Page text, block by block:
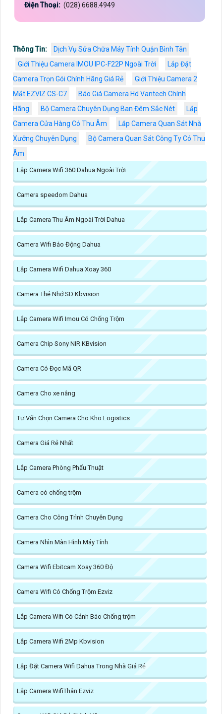
Điện Thoại: (028) 6688.4949
Thông Tin:
Dịch Vụ Sửa Chữa Máy Tính Quận Bình Tân
Giới Thiệu Camera IMOU IPC-F22P Ngoài Trời
Lắp Đặt
Camera Trọn Gói Chính Hãng Giá Rẻ
Giới Thiệu Camera 2
Mắt EZVIZ CS-C7
Báo Giá Camera Hd Vantech Chính
Hãng
Bộ Camera Chuyên Dụng Ban Đêm Sắc Nét
Lắp
Camera Cửa Hàng Có Thu Âm
Lắp Camera Quan Sát Nhà
Xưởng Chuyên Dụng
Bộ Camera Quan Sát Công Ty Có Thu
Âm
Lắp Camera Wifi 360 Dahua Ngoài Trời
Camera speedom Dahua
Lắp Camera Thu Âm Ngoài Trời Dahua
Camera Wifi Báo Động Dahua
Lắp Camera Wifi Dahua Xoay 360
Camera Thẻ Nhớ SD Kbvision
Lắp Camera Wifi Imou Có Chống Trộm
Camera Chip Sony NIR KBvision
Camera Có Đọc Mã QR
Camera Cho xe nâng
Tư Vấn Chọn Camera Cho Kho Logistics
Camera Giá Rẻ Nhất
Lắp Camera Phòng Phẩu Thuật
Camera có chống trộm
Camera Cho Công Trình Chuyên Dụng
Camera Nhìn Màn Hình Máy Tính
Camera Wifi Ebitcam Xoay 360 Độ
Camera Wifi Có Chống Trộm Ezviz
Lắp Camera Wifi Có Cảnh Báo Chống trộm
Lắp Camera Wifi 2Mp Kbvision
Lắp Đặt Camera Wifi Dahua Trong Nhà Giá Rẻ
Lắp Camera WifiThân Ezviz